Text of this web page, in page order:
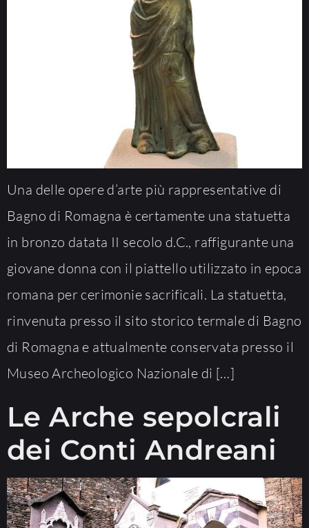
Una delle opere d’arte più rappresentative di
Bagno di Romagna è certamente una statuetta
in bronzo datata II secolo d.C., raffigurante una
giovane donna con il piattello utilizzato in epoca
romana per cerimonie sacrificali. La statuetta,
rinvenuta presso il sito storico termale di Bagno
di Romagna e attualmente conservata presso il
Museo Archeologico Nazionale di […]
Le Arche sepolcrali
dei Conti Andreani